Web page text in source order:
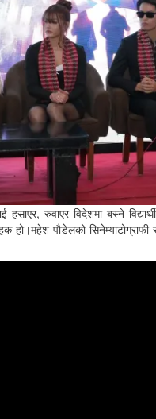
हसाएर, रुवाएर विदेशमा बस्ने
हो।महेश पौडेलको